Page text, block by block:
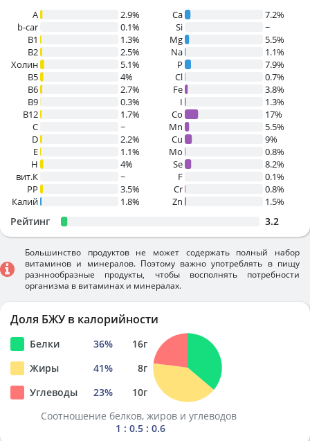
A
2.9%
b-car
0.1%
В1
1.3%
B2
2.5%
Холин
5.1%
B5
4%
B6
2.7%
B9
0.3%
B12
1.7%
C
~
D
2.2%
E
1.1%
H
4%
вит.К
~
PP
3.5%
Калий
1.8%
Ca
7.2%
Si
~
Mg
5.5%
Na
1.1%
P
7.9%
Cl
0.7%
Fe
3.8%
I
1.3%
Co
17%
Mn
5.5%
Cu
9%
Mo
0.8%
Se
8.2%
F
0.1%
Cr
0.8%
Zn
1.5%
Рейтинг 3.2
Большинство продуктов не может содержать полный набор
витаминов и минералов. Поэтому важно употреблять в пищу
разннообразные продукты, чтобы восполнять потребности
организма в витаминах и минералах.
Доля БЖУ в калорийности
Белки 36% 16г
Жиры
41% 8г
Углеводы
23% 10г
Соотношение белков, жиров и углеводов
1 : 0.5 : 0.6